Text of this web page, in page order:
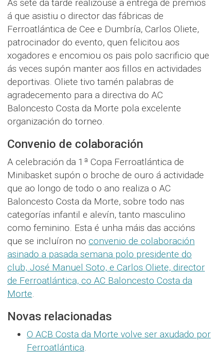
Ás sete da tarde realizouse a entrega de premios
á que asistiu o director das fábricas de
Ferroatlántica de Cee e Dumbría, Carlos Oliete,
patrocinador do evento, quen felicitou aos
xogadores e encomiou os pais polo sacrificio que
ás veces supón manter aos fillos en actividades
deportivas. Oliete tivo tamén palabras de
agradecemento para a directiva do AC
Baloncesto Costa da Morte pola excelente
organización do torneo.
Convenio de colaboración
A celebración da 1ª Copa Ferroatlántica de
Minibasket supón o broche de ouro á actividade
que ao longo de todo o ano realiza o AC
Baloncesto Costa da Morte, sobre todo nas
categorías infantil e alevín, tanto masculino
como feminino. Esta é unha máis das accións
que se incluíron no convenio de colaboración
asinado a pasada semana polo presidente do
club, José Manuel Soto, e Carlos Oliete, director
de Ferroatlántica, co AC Baloncesto Costa da
Morte.
Novas relacionadas
O ACB Costa da Morte volve ser axudado por
Ferroatlántica.